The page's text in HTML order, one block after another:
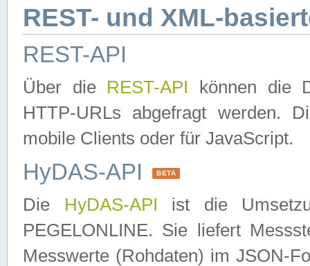
REST- und XML-
REST-API
Über die REST-API können die
HTTP-URLs abgefragt werden.
mobile Clients oder für JavaScript.
HyDAS-API BETA
Die HyDAS-API ist die
PEGELONLINE. Sie liefert
Messwerte (Rohdaten) im JSON-